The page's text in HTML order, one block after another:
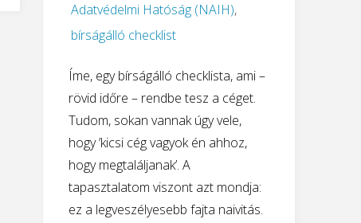
Adatvédelmi Hatóság (NAIH),
bírságálló checklist
Íme, egy bírságálló checklista, ami –
rövid időre – rendbe tesz a céget.
Tudom, sokan vannak úgy vele,
hogy ’kicsi cég vagyok én ahhoz,
hogy megtaláljanak’. A
tapasztalatom viszont azt mondja:
ez a legveszélyesebb fajta naivitás.